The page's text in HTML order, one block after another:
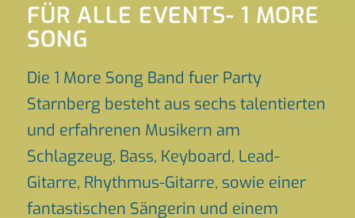
FÜR ALLE EVENTS- 1 MORE
SONG
Die 1 More Song Band fuer Party
Starnberg besteht aus sechs talentierten
und erfahrenen Musikern am
Schlagzeug, Bass, Keyboard, Lead-
Gitarre, Rhythmus-Gitarre, sowie einer
fantastischen Sängerin und einem